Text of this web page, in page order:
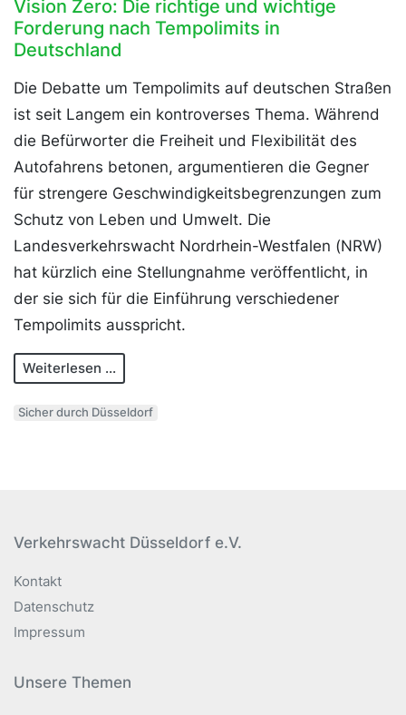
Vision Zero: Die richtige und wichtige
Forderung nach Tempolimits in
Deutschland
Die Debatte um Tempolimits auf deutschen Straßen
ist seit Langem ein kontroverses Thema. Während
die Befürworter die Freiheit und Flexibilität des
Autofahrens betonen, argumentieren die Gegner
für strengere Geschwindigkeitsbegrenzungen zum
Schutz von Leben und Umwelt. Die
Landesverkehrswacht Nordrhein-Westfalen (NRW)
hat kürzlich eine Stellungnahme veröffentlicht, in
der sie sich für die Einführung verschiedener
Tempolimits ausspricht.
Weiterlesen ...
Sicher durch Düsseldorf
Verkehrswacht Düsseldorf e.V.
Kontakt
Datenschutz
Impressum
Unsere Themen